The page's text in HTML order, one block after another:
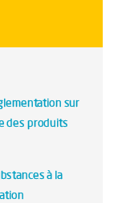
sur
des produits
à la